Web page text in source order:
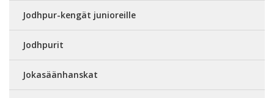
Jodhpur-kengät junioreille
Jodhpurit
Jokasäänhanskat